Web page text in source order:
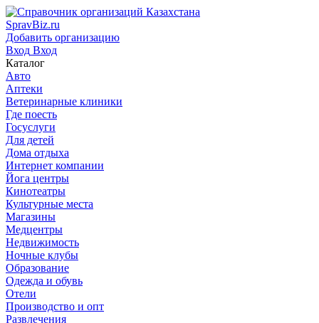
SpravBiz.ru
Добавить организацию
Вход Вход
Каталог
Авто
Аптеки
Ветеринарные клиники
Где поесть
Госуслуги
Для детей
Дома отдыха
Интернет компании
Йога центры
Кинотеатры
Культурные места
Магазины
Медцентры
Недвижимость
Ночные клубы
Образование
Одежда и обувь
Отели
Производство и опт
Развлечения